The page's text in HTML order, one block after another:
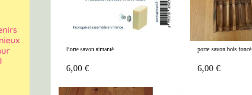
Porte savon aimanté
6,00 €
porte-savon bois foncé
6,00 €